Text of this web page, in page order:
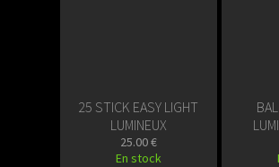
25 STICK EASY LIGHT
LUMINEUX
25.00 €
En stock